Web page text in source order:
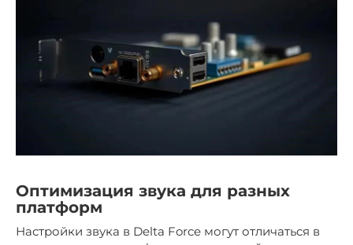
Оптимизация звука для разных
платформ
Настройки звука в Delta Force могут отличаться в